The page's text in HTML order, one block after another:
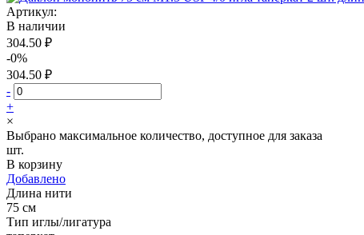
Артикул:
В наличии
304.50 ₽
-0%
304.50 ₽
-
+
×
Выбрано максимальное количество, доступное для заказа
шт.
В корзину
Добавлено
Длина нити
75 см
Тип иглы/лигатура